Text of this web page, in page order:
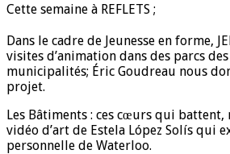
Cette semaine à REFLETS ;
Dans le cadre de Jeunesse en forme,
visites d’animation dans des parcs
municipalités; Éric Goudreau nous
projet.
Les Bâtiments : ces cœurs qui
vidéo d’art de Estela López Solís qui
personnelle de Waterloo.